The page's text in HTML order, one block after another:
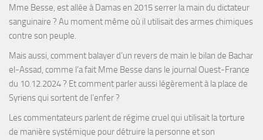
Mme Besse, est allée à Damas en 2015 serrer la main du dictateur
sanguinaire ? Au moment même où il utilisait des armes chimiques
contre son peuple.
Mais aussi, comment balayer d’un revers de main le bilan de Bachar
el-Assad, comme l’a fait Mme Besse dans le journal Ouest-France
du 10.12.2024 ? Et comment parler aussi légèrement à la place de
Syriens qui sortent de l’enfer ?
Les commentateurs parlent de régime cruel qui utilisait la torture
de manière systémique pour détruire la personne et son